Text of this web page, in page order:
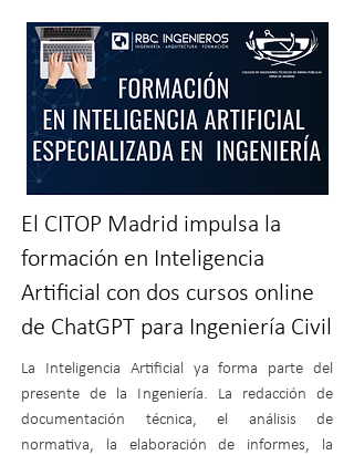
El CITOP Madrid impulsa la
formación en Inteligencia
Artificial con dos cursos online
de ChatGPT para Ingeniería Civil
La Inteligencia Artificial ya forma parte del
presente de la Ingeniería. La redacción de
documentación técnica, el análisis de
normativa, la elaboración de informes, la